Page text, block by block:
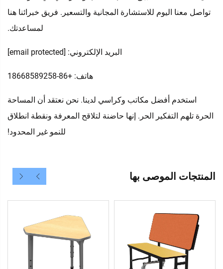
تواصل معنا اليوم للاستشارة المجانية والتسعير. فريق خبرائنا هنا
لمساعدتك.
البريد الإلكتروني: [email protected]
هاتف: +86-18668589258
استخدم أفضل مكاتب وكراسي لدينا. نحن نعتقد أن المساحة
الحرة تلهم التفكير الحر. إنها حاضنة لتلاقح المعرفة ونقطة انطلاق
للنمو غير المحدود!
المنتجات الموصى بها